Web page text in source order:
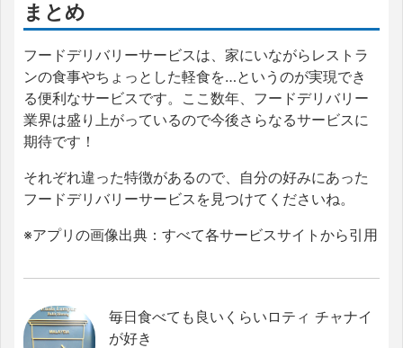
まとめ
フードデリバリーサービスは、家にいながらレストラ
ンの食事やちょっとした軽食を…というのが実現でき
る便利なサービスです。ここ数年、フードデリバリー
業界は盛り上がっているので今後さらなるサービスに
期待です！
それぞれ違った特徴があるので、自分の好みにあった
フードデリバリーサービスを見つけてくださいね。
※アプリの画像出典：すべて各サービスサイトから引用
毎日食べても良いくらいロティ チャナイ
が好き